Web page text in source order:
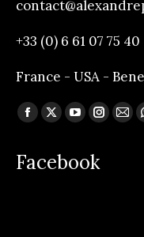
+33 (0) 6 61 07 75 40
France - USA -
Trouvez nous sur :
Facebook
opens
X
opens
YouTube
opensopens
Facebook